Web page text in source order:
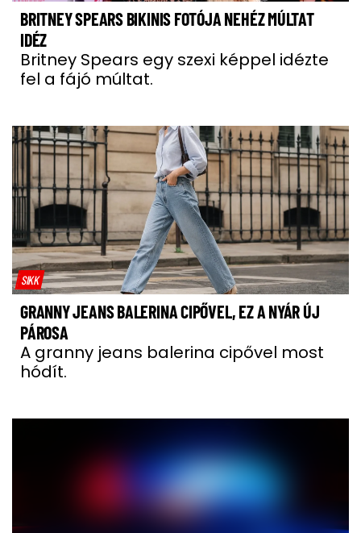
BRITNEY SPEARS BIKINIS FOTÓJA NEHÉZ MÚLTAT
IDÉZ
Britney Spears egy szexi képpel idézte
fel a fájó múltat.
SIKK
GRANNY JEANS BALERINA CIPŐVEL, EZ A NYÁR ÚJ
PÁROSA
A granny jeans balerina cipővel most
hódít.